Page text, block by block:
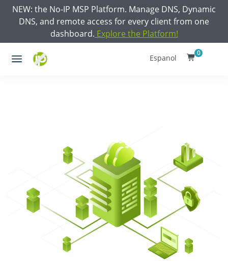
NEW: the No-IP MSP Platform. Manage DNS, Dynamic
DNS, and remote access for every client from one
dashboard. Explore the Platform!
Espanol 0